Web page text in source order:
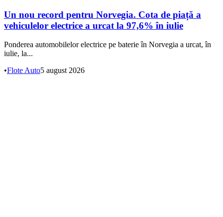
Un nou record pentru Norvegia. Cota de piață a
vehiculelor electrice a urcat la 97,6% în iulie
Ponderea automobilelor electrice pe baterie în Norvegia a urcat, în
iulie, la...
•Flote Auto5 august 2026